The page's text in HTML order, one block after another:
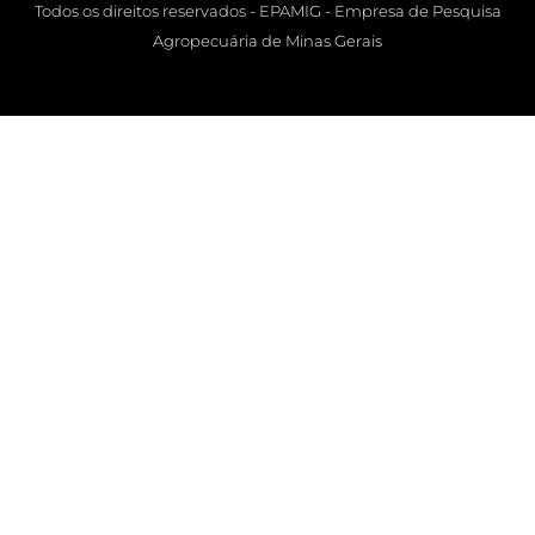
Todos os direitos reservados - EPAMIG - Empresa de Pesquisa
Agropecuária de Minas Gerais